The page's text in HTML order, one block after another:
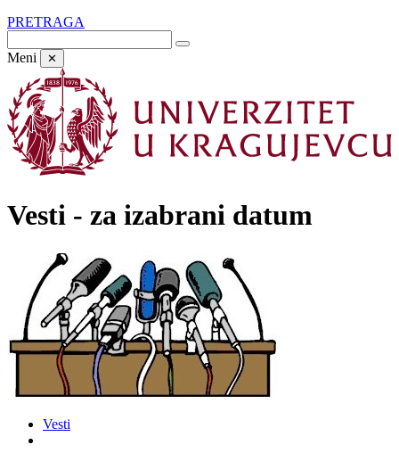
PRETRAGA
Meni ✕
Vesti - za izabrani datum
Vesti